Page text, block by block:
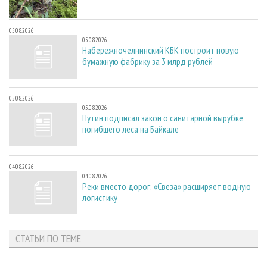
05.08.2026
05.08.2026
Набережночелнинский КБК построит новую
бумажную фабрику за 3 млрд рублей
05.08.2026
05.08.2026
Путин подписал закон о санитарной вырубке
погибшего леса на Байкале
04.08.2026
04.08.2026
Реки вместо дорог: «Свеза» расширяет водную
логистику
СТАТЬИ ПО ТЕМЕ